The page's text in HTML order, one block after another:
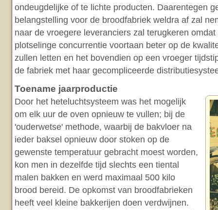
ondeugdelijke of te lichte producten. Daarentegen
belangstelling voor de broodfabriek weldra af zal
naar de vroegere leveranciers zal terugkeren
plotselinge concurrentie voortaan beter op de
zullen letten en het bovendien op een vroeger
de fabriek met haar gecompliceerde
Toename jaarproductie
Door het heteluchtsysteem was het mogelijk
om elk uur de oven opnieuw te vullen; bij de
'ouderwetse' methode, waarbij de bakvloer na
ieder baksel opnieuw door stoken op de
gewenste temperatuur gebracht moest worden,
kon men in dezelfde tijd slechts een tiental
malen bakken en werd maximaal 500 kilo
brood bereid. De opkomst van broodfabrieken
heeft veel kleine bakkerijen doen verdwijnen.